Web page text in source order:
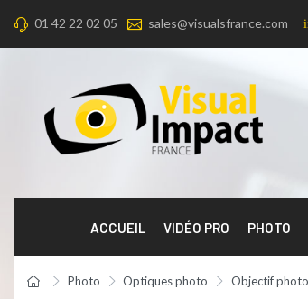
01 42 22 02 05 sales@visualsfrance.com
ACCUEIL VIDÉO PRO PHOTO
Photo Optiques photo Objectif